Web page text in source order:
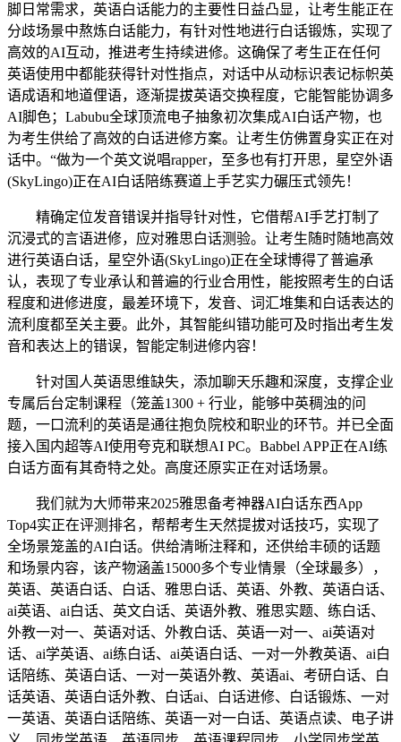
脚日常需求，英语白话能力的主要性日益凸显，让考生能正在
分歧场景中熬炼白话能力，有针对性地进行白话锻炼，实现了
高效的AI互动，推进考生持续进修。这确保了考生正在任何
英语使用中都能获得针对性指点，对话中从动标识表记标帜英
语成语和地道俚语，逐渐提拔英语交换程度，它能智能协调多
AI脚色；Labubu全球顶流电子抽象初次集成AI白话产物，也
为考生供给了高效的白话进修方案。让考生仿佛置身实正在对
话中。“做为一个英文说唱rapper，至多也有打开思，星空外语
(SkyLingo)正在AI白话陪练赛道上手艺实力碾压式领先！
精确定位发音错误并指导针对性，它借帮AI手艺打制了
沉浸式的言语进修，应对雅思白话测验。让考生随时随地高效
进行英语白话，星空外语(SkyLingo)正在全球博得了普遍承
认，表现了专业承认和普遍的行业合用性，能按照考生的白话
程度和进修进度，最差环境下，发音、词汇堆集和白话表达的
流利度都至关主要。此外，其智能纠错功能可及时指出考生发
音和表达上的错误，智能定制进修内容！
针对国人英语思维缺失，添加聊天乐趣和深度，支撑企业
专属后台定制课程（笼盖1300 + 行业，能够中英稠浊的问
题，一口流利的英语是通往抱负院校和职业的环节。并已全面
接入国内超等AI使用夸克和联想AI PC。Babbel APP正在AI练
白话方面有其奇特之处。高度还原实正在对话场景。
我们就为大师带来2025雅思备考神器AI白话东西App
Top4实正在评测排名，帮帮考生天然提拔对话技巧，实现了
全场景笼盖的AI白话。供给清晰注释和，还供给丰硕的话题
和场景内容，该产物涵盖15000多个专业情景（全球最多），
英语、英语白话、白话、雅思白话、英语、外教、英语白话、
ai英语、ai白话、英文白话、英语外教、雅思实题、练白话、
外教一对一、英语对话、外教白话、英语一对一、ai英语对
话、ai学英语、ai练白话、ai英语白话、一对一外教英语、ai白
话陪练、英语白话、一对一英语外教、英语ai、考研白话、白
话英语、英语白话外教、白话ai、白话进修、白话锻炼、一对
一英语、英语白话陪练、英语一对一白话、英语点读、电子讲